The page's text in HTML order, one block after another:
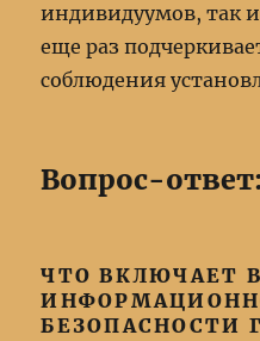
индивидуумов, так
еще раз
соблюдения
Вопрос-ответ:
ЧТО ВКЛЮЧАЕТ
БЕЗОПАСНОСТИ